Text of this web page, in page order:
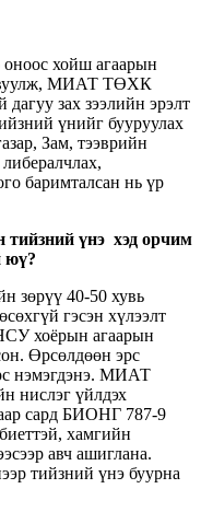
хойш агаарын
явуулж, МИАТ ТӨХК
зах зээлийн эрэлт
үнийг бууруулах
Зам, тээврийн
баримталсан нь үр
тийзний үнэ хэд орчим
юү?
зөрүү 40-50 хувь
гэсэн хүлээлт
хоёрын агаарын
Өрсөлдөөн эрс
нэмэгдэнэ. МИАТ
нислэг үйлдэх
сард БИОНГ 787-9
хамгийн
авч ашиглана.
тийзний үнэ буурна